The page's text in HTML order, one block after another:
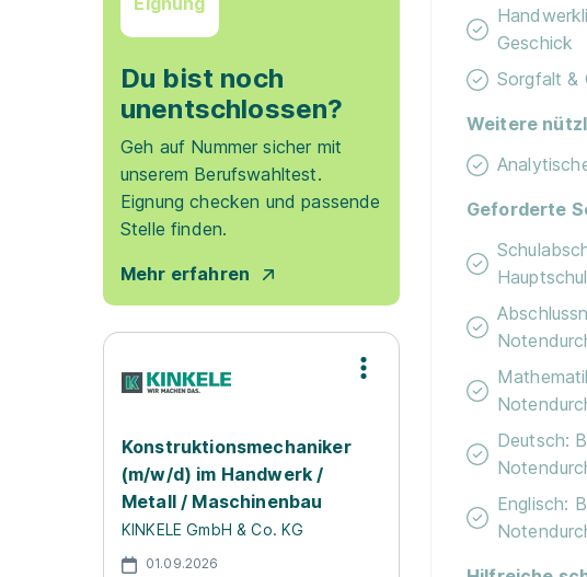
Du bist noch
unentschlossen?
Geh auf Nummer sicher mit
unserem Berufswahltest.
Eignung checken und passende
Stelle finden.
Mehr erfahren
Konstruktionsmechaniker
(m/w/d) im Handwerk /
Metall / Maschinenbau
KINKELE GmbH & Co. KG
01.09.2026
Geschick
Sorgfalt &
Weitere
Geforderte
Deutsch:
Englisch: